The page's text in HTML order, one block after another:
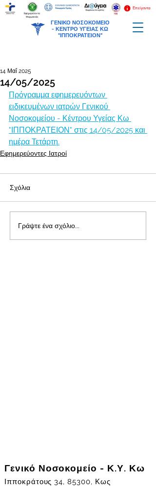
ΓΕΝΙΚΟ ΝΟΣΟΚΟΜΕΙΟ
- ΚΕΝΤΡΟ ΥΓΕΙΑΣ ΚΩ
"ΙΠΠΟΚΡΑΤΕΙΟΝ"
Επείγοντα
Εφημερεύοντα
Φαρμακεία
14/05/2025
14 Μαΐ 2025
Πρόγραμμα εφημερευόντων
ειδικευμένων ιατρών Γενικού
Νοσοκομείου - Κέντρου Υγείας Κω
"ΙΠΠΟΚΡΑΤΕΙΟΝ" στις 14/05/2025 και
ημέρα Τετάρτη.
Εφημερεύοντες Ιατροί
Σχόλια
Γράψτε ένα σχόλιο...
Γενικό Νοσοκομείο - Κ.Υ. Κω
Ιπποκράτους 34, 85300, Κως